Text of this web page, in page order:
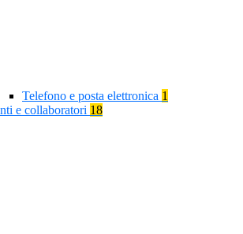
Telefono e posta elettronica 1
e collaboratori 18